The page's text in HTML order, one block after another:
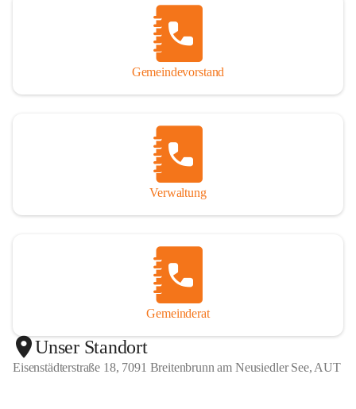
Gemeindevorstand
Verwaltung
Gemeinderat
Unser Standort
Eisenstädterstraße 18, 7091 Breitenbrunn am Neusiedler See, AUT